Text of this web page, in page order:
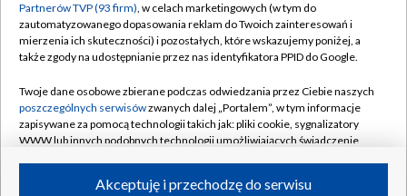
Biuro Reklamy
Oferta Handlowa
Emisja w TVP
Rada Programowa
Ogłoszenia przetargowe
Akademia Telewizyjna
Moje zgody
Biuro reklamy
Kanały
©2026 Telewizja Polska Spółka Akcyjna w likwidacji
Partnerów TVP (93 firm), w celach marketingowych (w tym do
zautomatyzowanego dopasowania reklam do Twoich zainteresowań i
mierzenia ich skuteczności) i pozostałych, które wskazujemy poniżej, a
także zgody na udostępnianie przez nas identyfikatora PPID do Google.
Twoje dane osobowe zbierane podczas odwiedzania przez Ciebie naszych
poszczególnych serwisówzwanych dalej „Portalem”, w tym informacje
zapisywane za pomocą technologii takich jak: pliki cookie, sygnalizatory
WWW lub innych podobnych technologii umożliwiających świadczenie
ruchu w Internecie.Akceptuję i przechodzę do serwisu